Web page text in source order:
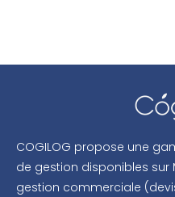
COGILOG propose une
de gestion disponibles sur
gestion commerciale